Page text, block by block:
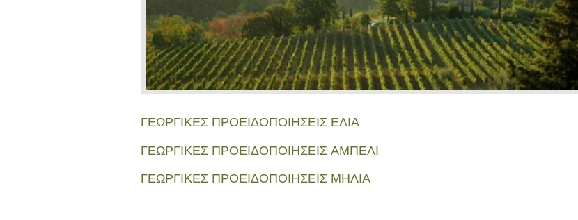
ΓΕΩΡΓΙΚΕΣ ΠΡΟΕΙΔΟΠΟΙΗΣΕΙΣ ΕΛΙΑ
ΓΕΩΡΓΙΚΕΣ ΠΡΟΕΙΔΟΠΟΙΗΣΕΙΣ ΑΜΠΕΛΙ
ΓΕΩΡΓΙΚΕΣ ΠΡΟΕΙΔΟΠΟΙΗΣΕΙΣ ΜΗΛΙΑ